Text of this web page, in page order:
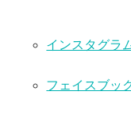
インスタグラ
フェイスブッ